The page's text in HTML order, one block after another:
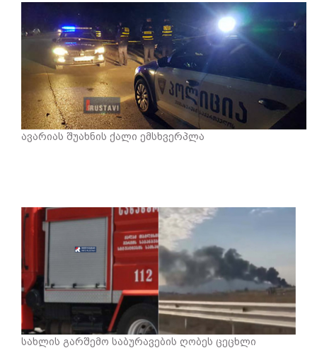
ავარიას შუახნის ქალი ემსხვერპლა
სახლის გარშემო საბურავების ღობეს ცეცხლი